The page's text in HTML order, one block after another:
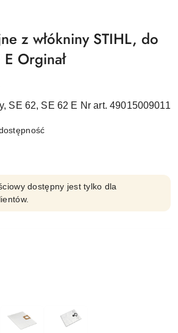
z włókniny STIHL, do
Orginał
SE 62, SE 62 E Nr art. 49015009011
dostępny jest tylko dla